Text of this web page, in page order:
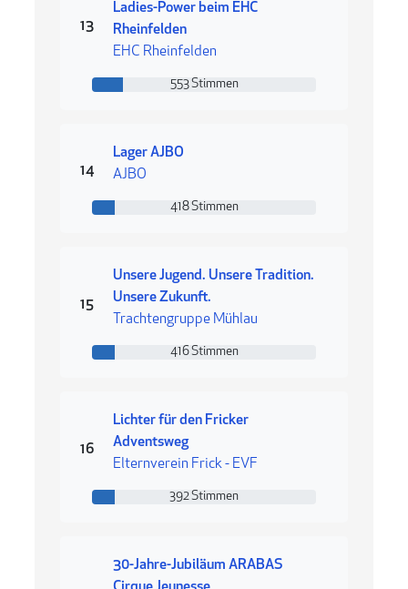
Rang 13
13
Ladies-Power beim EHC
Rheinfelden
EHC Rheinfelden
553 Stimmen
553 Stimmen
Rang 14
14
Lager AJBO
AJBO
418 Stimmen
418 Stimmen
Rang 15
15
Unsere Jugend. Unsere Tradition.
Unsere Zukunft.
Trachtengruppe Mühlau
416 Stimmen
416 Stimmen
Rang 16
16
Lichter für den Fricker
Adventsweg
Elternverein Frick - EVF
392 Stimmen
392 Stimmen
30-Jahre-Jubiläum ARABAS